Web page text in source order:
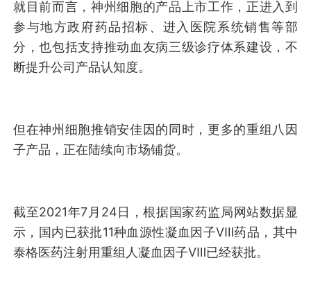
就目前而言，神州细胞的产品上市工作，正进入到
参与地方政府药品招标、进入医院系统销售等部
分，也包括支持推动血友病三级诊疗体系建设，不
断提升公司产品认知度。
但在神州细胞推销安佳因的同时，更多的重组八因
子产品，正在陆续向市场铺货。
截至2021年7月24日，根据国家药监局网站数据显
示，国内已获批11种血源性凝血因子Ⅷ药品，其中
泰格医药注射用重组人凝血因子Ⅷ已经获批。